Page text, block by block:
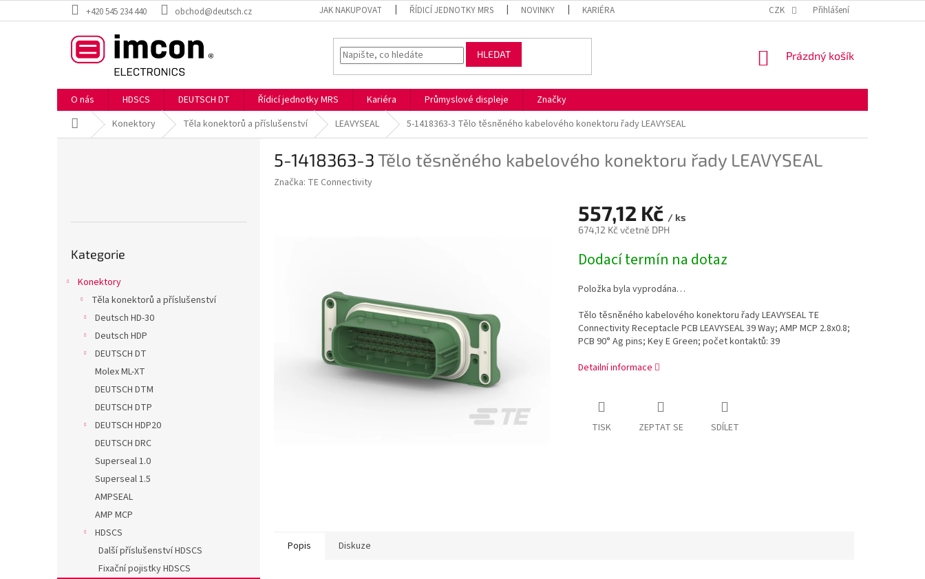
na
+420 545 234 440 obchod@deutsch.cz JAK NAKUPOVAT ŘÍDICÍ JEDNOTKY MRS NOVINKY KARIÉRA OBCHODNÍ PODMÍNKY
CZK Přihlášení
HLEDAT
NÁKUPNÍ
Prázdný košík
O nás HDSCS DEUTSCH DT Řídicí jednotky MRS Kariéra Průmyslové displeje
Značky
Domů Konektory Těla konektorů a příslušenství LEAVYSEAL 5-1418363-3 Tělo těsněného kabelového konektoru řady LEAVYSEAL
kategorie
Kategorie
Konektory
Těla konektorů a příslušenství
Deutsch HD-30
Deutsch HDP
DEUTSCH DT
Molex ML-XT
DEUTSCH DTM
DEUTSCH DTP
DEUTSCH HDP20
DEUTSCH DRC
Superseal 1.0
Superseal 1.5
AMPSEAL
AMP MCP
HDSCS
Další příslušenství HDSCS
Fixační pojistky HDSCS
5-1418363-3Tělo těsněného kabelového konektoru řady LEAVYSEAL
Značka: TE Connectivity
557,12 Kč / ks
674,12 Kč včetně DPH
cena:
Dodací termín na dotaz
Položka byla vyprodána…
Tělo těsněného kabelového konektoru řady LEAVYSEAL TE
Connectivity Receptacle PCB LEAVYSEAL 39 Way; AMP MCP 2.8x0.8;
PCB 90° Ag pins; Key E Green; počet kontaktů: 39
Detailní informace
TISK ZEPTAT SE SDÍLET
Popis Diskuze